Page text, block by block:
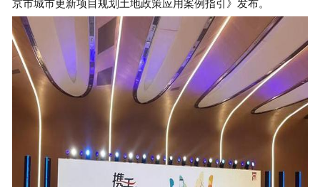
在线留言
联系我们
京市城市更新项目规划土地政策应用案例指引》发布。